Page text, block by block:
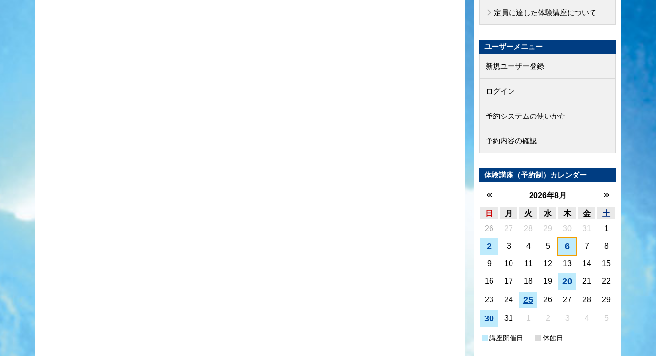
定員に達した体験講座について
ユーザーメニュー
新規ユーザー登録
ログイン
予約システムの使いかた
予約内容の確認
体験講座（予約制）カレンダー
<< 2026年8月 >>
日 月 火 水 木 金
土
26
27 28 29 30 31 1
2 3 4 5 6 7 8
9 10 11 12 13 14 15
16 17 18 19 20 21 22
23 24 25 26 27 28 29
30 31 1 2 3 4 5
講座開催日 休館日